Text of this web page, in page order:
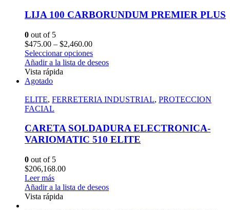
LIJA 100 CARBORUNDUM PREMIER PLUS
0 out of 5
$475.00 – $2,460.00
Seleccionar opciones
Añadir a la lista de deseos
Vista rápida
Agotado
ELITE, FERRETERIA INDUSTRIAL, PROTECCION
FACIAL
CARETA SOLDADURA ELECTRONICA-
VARIOMATIC 510 ELITE
0 out of 5
$206,168.00
Leer más
Añadir a la lista de deseos
Vista rápida